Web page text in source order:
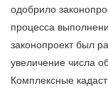
одобрило
процесса
законопроект был
увеличение числа
Комплексные